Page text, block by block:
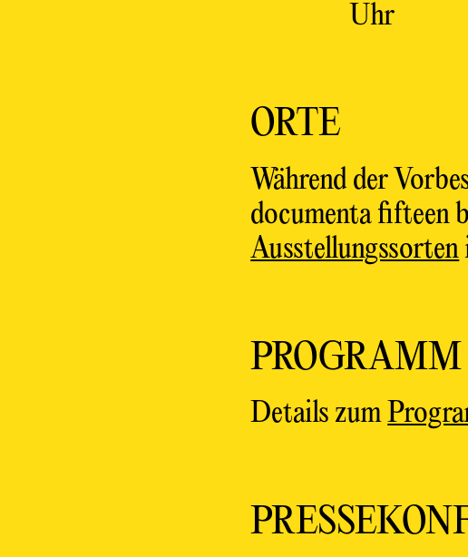
Uhr
ORTE
Während der
documenta fifteen
Ausstellungssorten
PROGRAMM
Details zum